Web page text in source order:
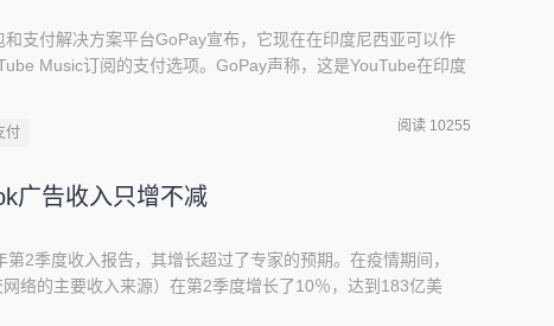
支付解决方案平台GoPay宣布，它现在在印度尼西亚可以作
Music订阅的支付选项。GoPay声称，这是YouTube在印度
，这项合作使印度尼西亚的消费者能够在应用商店上购买游戏
付 阅读 10255
广告收入只增不减
2季度收入报告，其增长超过了专家的预期。在疫情期间，
络的主要收入来源）在第2季度增长了10％，达到183亿美